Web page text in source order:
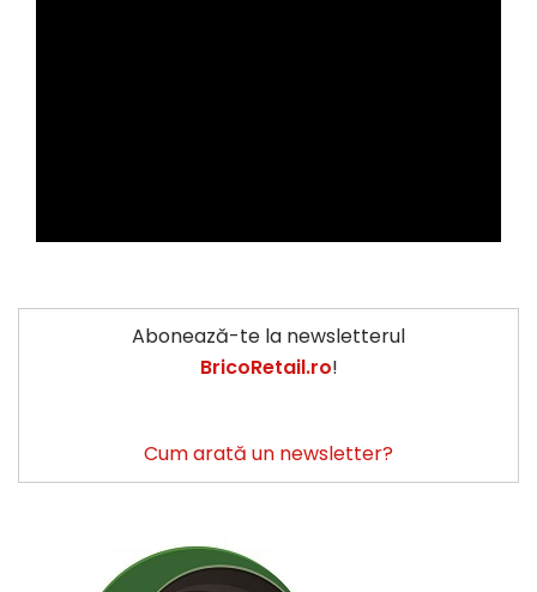
Abonează-te la newsletterul
BricoRetail.ro!
Cum arată un newsletter?